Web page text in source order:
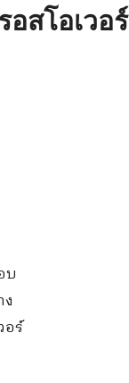
อสโอเวอร์
บ
อร์